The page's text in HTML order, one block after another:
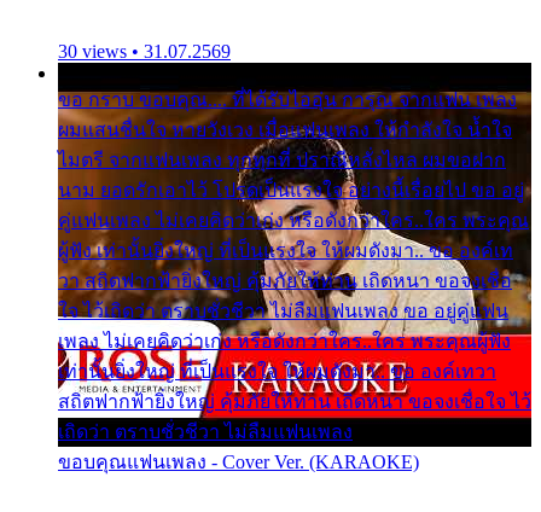
30 views • 31.07.2569
ขอ กราบ ขอบคุณ.... ที่ได้รับไออุ่น การุณ จากแฟน เพลง
ผมแสนชื่นใจ หายวังเวง เมื่อแฟนเพลง ให้กำลังใจ น้ำใจ
ไมตรี จากแฟนเพลง ทุกทุกที่ ปราณีหลั่งไหล ผมขอฝาก
นาม ยอดรักเอาไว้ โปรดเป็นแรงใจ อย่างนี้เรื่อยไป ขอ อยู่
คู่แฟนเพลง ไม่เคยคิดว่าเก่ง หรือดังกว่าใคร..ใคร พระคุณ
ผู้ฟัง เท่านั้นยิ่งใหญ่ ที่เป็นแรงใจ ให้ผมดังมา.. ขอ องค์เท
วา สถิตฟากฟ้ายิ่งใหญ่ คุ้มภัยให้ท่าน เถิดหนา ขอจงเชื่อ
ใจ ไว้เถิดว่า ตราบชั่วชีวา ไม่ลืมแฟนเพลง ขอ อยู่คู่แฟน
เพลง ไม่เคยคิดว่าเก่ง หรือดังกว่าใคร..ใคร พระคุณผู้ฟัง
เท่านั้นยิ่งใหญ่ ที่เป็นแรงใจ ให้ผมดังมา.. ขอ องค์เทวา
สถิตฟากฟ้ายิ่งใหญ่ คุ้มภัยให้ท่าน เถิดหนา ขอจงเชื่อใจ ไว้
เถิดว่า ตราบชั่วชีวา ไม่ลืมแฟนเพลง
ขอบคุณแฟนเพลง - Cover Ver. (KARAOKE)